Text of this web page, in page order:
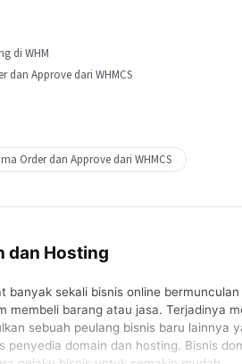
di WHM
dan Approve dari WHMCS
Order dan Approve dari WHMCS
dan Hosting
banyak sekali bisnis online bermunculan
membeli barang atau jasa. Terjadinya
sebuah peulang bisnis baru lainnya
penyedia domain dan hosting. Bisnis